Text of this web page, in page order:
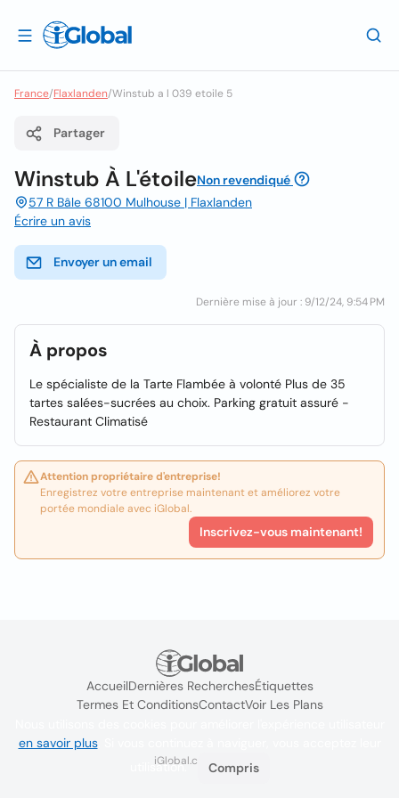
France/Flaxlanden/Winstub a l 039 etoile 5
Partager
Winstub À L'étoileNon revendiqué
57 R Bâle 68100 Mulhouse | Flaxlanden
Écrire un avis
Envoyer un email
Dernière mise à jour : 9/12/24, 9:54 PM
À propos
Le spécialiste de la Tarte Flambée à volonté Plus de 35
tartes salées-sucrées au choix. Parking gratuit assuré -
Restaurant Climatisé
Attention propriétaire d'entreprise!
Enregistrez votre entreprise maintenant et améliorez votre
portée mondiale avec iGlobal.
Inscrivez-vous maintenant!
AccueilDernières RecherchesÉtiquettes
Termes Et ConditionsContactVoir Les Plans
iGlobal.co @ 2024
en savoir plus. Si vous continuez à naviguer, vous acceptez leur
utilisation.
Compris